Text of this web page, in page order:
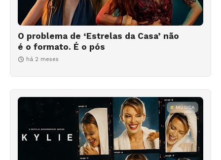
O problema de ‘Estrelas da Casa’ não
é o formato. É o pós
há 2 meses
MÚSICA